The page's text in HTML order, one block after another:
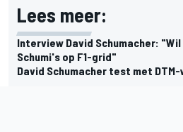
Lees meer:
Interview David Schumacher:
Schumi's op F1-grid"
David Schumacher test met